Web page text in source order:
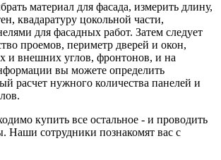
материал для фасада, измерить длину,
квадаратуру цокольной части,
для фасадных работ. Затем следует
проемов, периметр дверей и окон,
и внешних углов, фронтонов, и на
вы можете определить
расчет нужного количества панелей и
купить все остальное - и проводить
Наши сотрудники познакомят вас с